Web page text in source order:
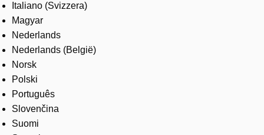
Italiano (Svizzera)
Magyar
Nederlands
Nederlands (België)
Norsk
Polski
Português
Slovenčina
Suomi